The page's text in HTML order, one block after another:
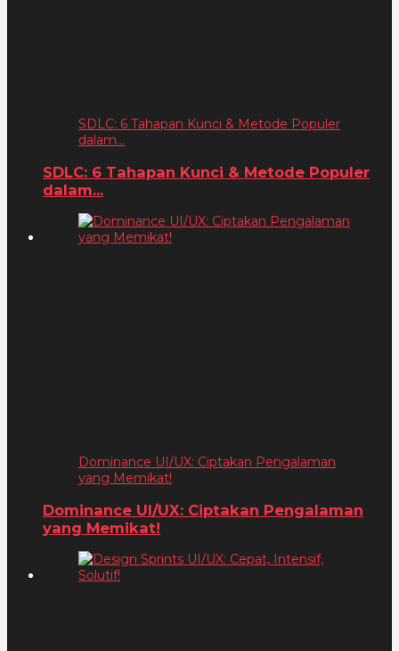
SDLC: 6 Tahapan Kunci & Metode Populer
dalam...
SDLC: 6 Tahapan Kunci & Metode Populer
dalam...
Dominance UI/UX: Ciptakan Pengalaman
yang Memikat!
Dominance UI/UX: Ciptakan Pengalaman
yang Memikat!